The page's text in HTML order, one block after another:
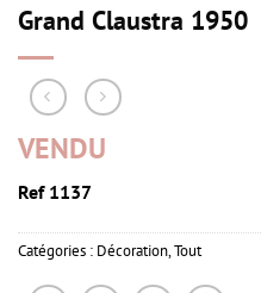
Grand Claustra 1950
VENDU
Ref 1137
Catégories : Décoration,Tout